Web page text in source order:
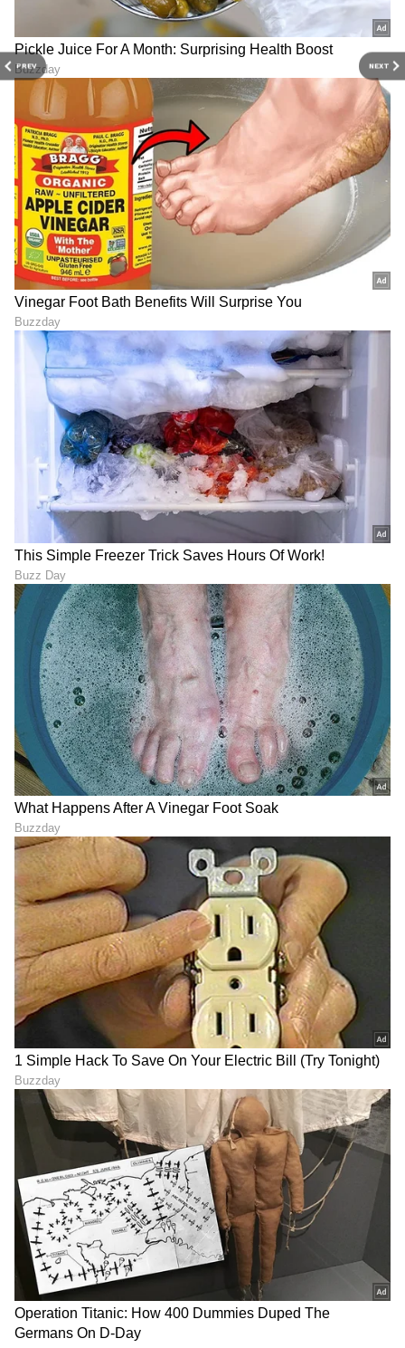
PREV NEXT
ABOUT THE AUTHOR
KN Kannadaprabha News
1967ರ ನವೆಂಬರ್ 4ರಂದು ಆರಂಭವಾದ ಕನ್ನಡಪ್ರಭ ಕನ್ನಡ
ಪತ್ರಿಕೋದ್ಯಮದಲ್ಲಿಯೇ ವಿಶೇಷ ಛಾಪು ಮೂಡಿಸಿದ ಕನ್ನಡ ದಿನ
ಪತ್ರಿಕೆ. ದೇಶ, ವಿದೇಶ, ವಾಣಿಜ್ಯ, ಕ್ರೀಡೆ, ಮನೋರಂಜನೆ ಸೇರಿ
ವೈವಿಧ್ಯಮಯ ಸುದ್ದಿಗಳ ಹೂರಣ ಹೊತ್ತು ತರುವ ಕನ್ನಡಪ್ರಭ,
ಕನ್ನಡಿಗರ ಅಸ್ಮಿತೆಯ ಸಂಕೇತ. ಸದಾ ಕರುನಾಡು, ನುಡಿ, ಸಂಸ್ಕೃತಿ
ಪರ ಧ್ವನಿ ಎತ್ತುವ ಕನ್ನಡಪ್ರಭ ದಿನ ಪತ್ರಿಕೆಯಲ್ಲಿ ಪ್ರಕಟಗೊಳ್ಳುವ
ಸುದ್ದಿಗಳು ಸುವರ್ಣ ನ್ಯೂಸ್ ವೆಬ್‌ಸೈಟಲ್ಲೂ ಲಭ್ಯ.
ಬೆಂಗಳೂರು ಬೆಂಗಳೂರು ಮಳೆ ಬೆಂಗಳೂರು ಮಹಾನಗರ ಗ್ರೇಟರ್ ಬೆಂಗಳೂರು
DOWNLOAD APP
RECOMMENDED STORIES
ಯಲಹಂಕದಲ್ಲಿ ಹೃದಯ ವಿದ್ರಾವಕ
ಘಟನೆ.. ಒಂದೇ ಮರಕ್ಕೆ ನೇಣು
ಬಿಗಿದ ಸ್ಥಿತಿಯಲ್ಲಿ ಇಬ್ಬರು
ಯುವತಿಯರು ಪತ್ತೆ
ರೈಲು ಬರುವ ವೇಳೆಯೇ ಕೆಟ್ಟು
ನಿಂತ 25 ಮಕ್ಕಳಿದ್ದ ಶಾಲಾ
ವಾಹನ.. ಸ್ಥಳೀಯರಿಂದ ತಪ್ಪಿದ
ಭಾರೀ ಅನಾಹುತ
ರಾಯಚೂರು ಜೈಲಿನಲ್ಲಿ ಖೈದಿ
ಹಠಾತ್ ಸಾವು.. ಪೊಲೀಸರ
ವಿರುದ್ಧ ಭುಗಿಲೆದ್ದ ಕುಟುಂಬಸ್ಥರ
ಆರೋಪ
Shivamogga: ಕೋಟೆಗಂಗೂರು
ಡಿಪೋ: ಶಿವಮೊಗ್ಗದಿಂದಲೇ
ಎಕ್ಸ್‌ಪ್ರೆಸ್ ರೈಲು ನಿರ್ವಹಣೆ ಶೀಘ್ರ
LATEST VIDEOS
"ರಾಜಕೀಯ ಬೇಡ, ಸಿನಿಮಾನೇ ಪ್ರಾಣ":
ಕನಕೋತ್ಸವದಲ್ಲಿ ರಿಷಬ್ ಶೆಟ್ಟಿ | Rishab